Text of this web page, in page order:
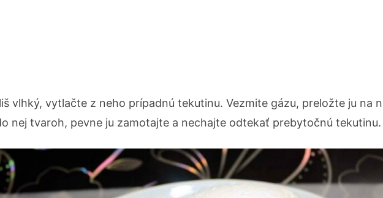
vlhký, vytlačte z neho prípadnú tekutinu. Vezmite gázu, preložte ju na
nej tvaroh, pevne ju zamotajte a nechajte odtekať prebytočnú tekutinu.